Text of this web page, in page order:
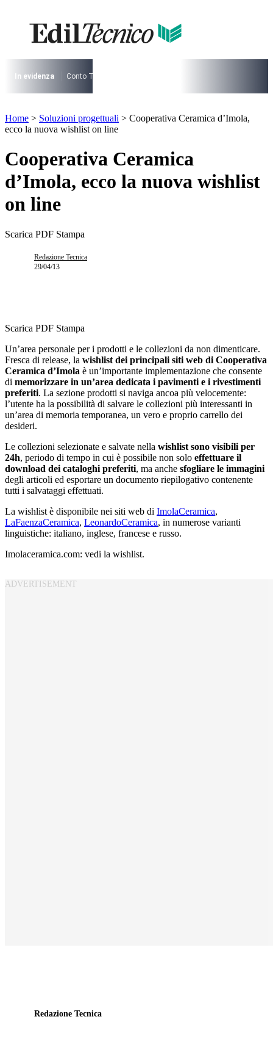
contenuto
I più cercati
Lorem ipsum dolor sit amet consectetur
Lorem ipsum dolor sit amet consectetur
In evidenza Conto Termico
I più cercati
Lorem ipsum dolor sit amet consectetur
Lorem ipsum dolor sit amet consectetur
Home > Soluzioni progettuali > Cooperativa Ceramica d’Imola,
ecco la nuova wishlist on line
Cooperativa Ceramica
d’Imola, ecco la nuova wishlist
on line
Scarica PDF Stampa
Redazione Tecnica
29/04/13
Scarica PDF Stampa
Un’area personale per i prodotti e le collezioni da non dimenticare.
Fresca di release, la wishlist dei principali siti web di Cooperativa
Ceramica d’Imola è un’importante implementazione che consente
di memorizzare in un’area dedicata i pavimenti e i rivestimenti
preferiti. La sezione prodotti si naviga ancoa più velocemente:
l’utente ha la possibilità di salvare le collezioni più interessanti in
un’area di memoria temporanea, un vero e proprio carrello dei
desideri.
Le collezioni selezionate e salvate nella wishlist sono visibili per
24h, periodo di tempo in cui è possibile non solo effettuare il
download dei cataloghi preferiti, ma anche sfogliare le immagini
degli articoli ed esportare un documento riepilogativo contenente
tutti i salvataggi effettuati.
La wishlist è disponibile nei siti web di ImolaCeramica,
LaFaenzaCeramica, LeonardoCeramica, in numerose varianti
linguistiche: italiano, inglese, francese e russo.
Imolaceramica.com: vedi la wishlist.
Redazione Tecnica